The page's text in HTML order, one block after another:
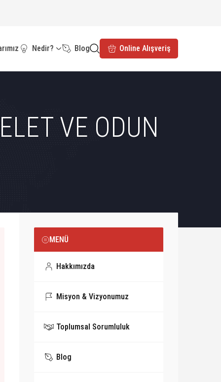
Nedir? Blog Online Alışveriş
VE ODUN
MENÜ
Hakkımızda
Misyon & Vizyonumuz
Toplumsal Sorumluluk
Blog